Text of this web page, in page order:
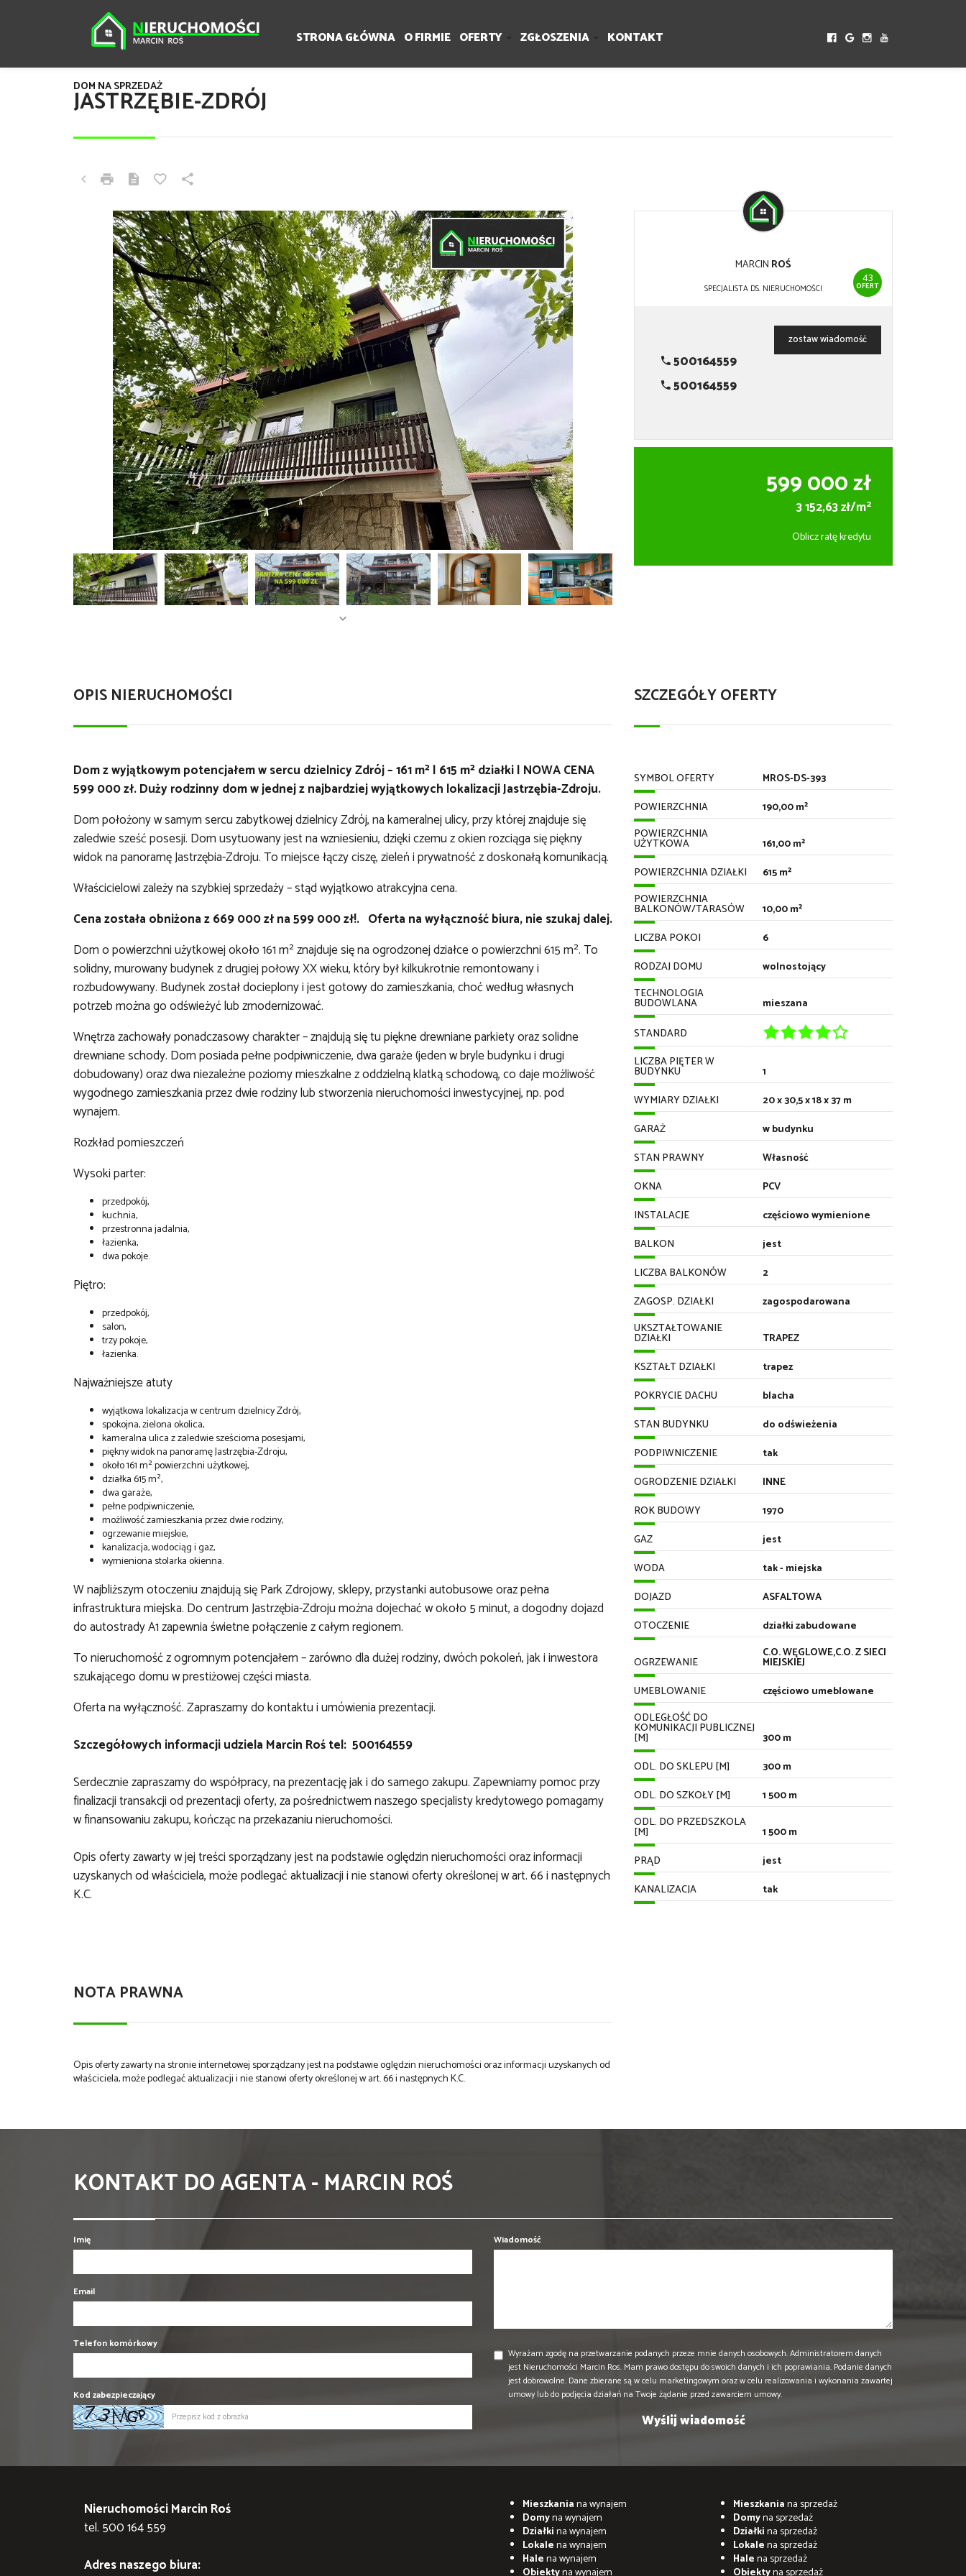
STRONA GŁÓWNA O FIRMIE OFERTY ZGŁOSZENIA KONTAKT
JASTRZĘBIE-ZDRÓJ
DOM NA SPRZEDAŻ
43
OFERT
MARCIN ROŚ
SPECJALISTA DS. NIERUCHOMOŚCI
500164559
500164559
zostaw wiadomość
599 000 zł
3 152,63 zł/m2
Oblicz ratę kredytu
OPIS NIERUCHOMOŚCI
Dom z wyjątkowym potencjałem w sercu dzielnicy Zdrój – 161 m² | 615 m² działki | NOWA CENA
599 000 zł. Duży rodzinny dom w jednej z najbardziej wyjątkowych lokalizacji Jastrzębia-Zdroju.
Dom położony w samym sercu zabytkowej dzielnicy Zdrój, na kameralnej ulicy, przy której znajduje się
zaledwie sześć posesji. Dom usytuowany jest na wzniesieniu, dzięki czemu z okien rozciąga się piękny
widok na panoramę Jastrzębia-Zdroju. To miejsce łączy ciszę, zieleń i prywatność z doskonałą komunikacją.
Właścicielowi zależy na szybkiej sprzedaży – stąd wyjątkowo atrakcyjna cena.
Cena została obniżona z 669 000 zł na 599 000 zł!. Oferta na wyłączność biura, nie szukaj dalej.
Dom o powierzchni użytkowej około 161 m² znajduje się na ogrodzonej działce o powierzchni 615 m². To
solidny, murowany budynek z drugiej połowy XX wieku, który był kilkukrotnie remontowany i
rozbudowywany. Budynek został docieplony i jest gotowy do zamieszkania, choć według własnych
potrzeb można go odświeżyć lub zmodernizować.
Wnętrza zachowały ponadczasowy charakter – znajdują się tu piękne drewniane parkiety oraz solidne
drewniane schody. Dom posiada pełne podpiwniczenie, dwa garaże (jeden w bryle budynku i drugi
dobudowany) oraz dwa niezależne poziomy mieszkalne z oddzielną klatką schodową, co daje możliwość
wygodnego zamieszkania przez dwie rodziny lub stworzenia nieruchomości inwestycyjnej, np. pod
wynajem.
Rozkład pomieszczeń
Wysoki parter:
przedpokój,
kuchnia,
przestronna jadalnia,
łazienka,
dwa pokoje.
Piętro:
przedpokój,
salon,
trzy pokoje,
łazienka.
Najważniejsze atuty
wyjątkowa lokalizacja w centrum dzielnicy Zdrój,
spokojna, zielona okolica,
kameralna ulica z zaledwie sześcioma posesjami,
piękny widok na panoramę Jastrzębia-Zdroju,
około 161 m² powierzchni użytkowej,
działka 615 m²,
dwa garaże,
pełne podpiwniczenie,
możliwość zamieszkania przez dwie rodziny,
ogrzewanie miejskie,
kanalizacja, wodociąg i gaz,
wymieniona stolarka okienna.
W najbliższym otoczeniu znajdują się Park Zdrojowy, sklepy, przystanki autobusowe oraz pełna
infrastruktura miejska. Do centrum Jastrzębia-Zdroju można dojechać w około 5 minut, a dogodny dojazd
do autostrady A1 zapewnia świetne połączenie z całym regionem.
To nieruchomość z ogromnym potencjałem – zarówno dla dużej rodziny, dwóch pokoleń, jak i inwestora
szukającego domu w prestiżowej części miasta.
Oferta na wyłączność. Zapraszamy do kontaktu i umówienia prezentacji.
Szczegółowych informacji udziela Marcin Roś tel: 500164559
Serdecznie zapraszamy do współpracy, na prezentację jak i do samego zakupu. Zapewniamy pomoc przy
finalizacji transakcji od prezentacji oferty, za pośrednictwem naszego specjalisty kredytowego pomagamy
w finansowaniu zakupu, kończąc na przekazaniu nieruchomości.
Opis oferty zawarty w jej treści sporządzany jest na podstawie oględzin nieruchomości oraz informacji
uzyskanych od właściciela, może podlegać aktualizacji i nie stanowi oferty określonej w art. 66 i następnych
K.C.
NOTA PRAWNA
Opis oferty zawarty na stronie internetowej sporządzany jest na podstawie oględzin nieruchomości oraz informacji uzyskanych od
właściciela, może podlegać aktualizacji i nie stanowi oferty określonej w art. 66 i następnych K.C.
SZCZEGÓŁY OFERTY
SYMBOL OFERTY
MROS-DS-393
POWIERZCHNIA
190,00 m²
POWIERZCHNIA
UŻYTKOWA
161,00 m²
POWIERZCHNIA DZIAŁKI
615 m²
POWIERZCHNIA
BALKONÓW/TARASÓW
10,00 m²
LICZBA POKOI
6
RODZAJ DOMU
wolnostojący
TECHNOLOGIA
BUDOWLANA
mieszana
STANDARD
LICZBA PIĘTER W
BUDYNKU
1
WYMIARY DZIAŁKI
20 x 30,5 x 18 x 37 m
GARAŻ
w budynku
STAN PRAWNY
Własność
OKNA
PCV
INSTALACJE
częściowo wymienione
BALKON
jest
LICZBA BALKONÓW
2
ZAGOSP. DZIAŁKI
zagospodarowana
UKSZTAŁTOWANIE
DZIAŁKI
TRAPEZ
KSZTAŁT DZIAŁKI
trapez
POKRYCIE DACHU
blacha
STAN BUDYNKU
do odświeżenia
PODPIWNICZENIE
tak
OGRODZENIE DZIAŁKI
INNE
ROK BUDOWY
1970
GAZ
jest
WODA
tak - miejska
DOJAZD
ASFALTOWA
OTOCZENIE
działki zabudowane
OGRZEWANIE
C.O. WĘGLOWE,C.O. Z SIECI
MIEJSKIEJ
UMEBLOWANIE
częściowo umeblowane
ODLEGŁOŚĆ DO
KOMUNIKACJI PUBLICZNEJ
[M]
300 m
ODL. DO SKLEPU [M]
300 m
ODL. DO SZKOŁY [M]
1 500 m
ODL. DO PRZEDSZKOLA
[M]
1 500 m
PRĄD
jest
KANALIZACJA
tak
KONTAKT DO AGENTA - MARCIN ROŚ
Imię
Email
Telefon komórkowy
Kod zabezpieczający
Wiadomość
Wyrażam zgodę na przetwarzanie podanych przeze mnie danych osobowych. Administratorem danych
jest Nieruchomości Marcin Ros. Mam prawo dostępu do swoich danych i ich poprawiania. Podanie danych
jest dobrowolne. Dane zbierane są w celu marketingowym oraz w celu realizowania i wykonania zawartej
umowy lub do podjęcia działań na Twoje żądanie przed zawarciem umowy.
Nieruchomości Marcin Roś
tel. 500 164 559
Adres naszego biura:
Mieszkaniana wynajem
Domyna wynajem
Działkina wynajem
Lokalena wynajem
Halena wynajem
Mieszkaniana sprzedaż
Domyna sprzedaż
Działkina sprzedaż
Lokalena sprzedaż
Halena sprzedaż